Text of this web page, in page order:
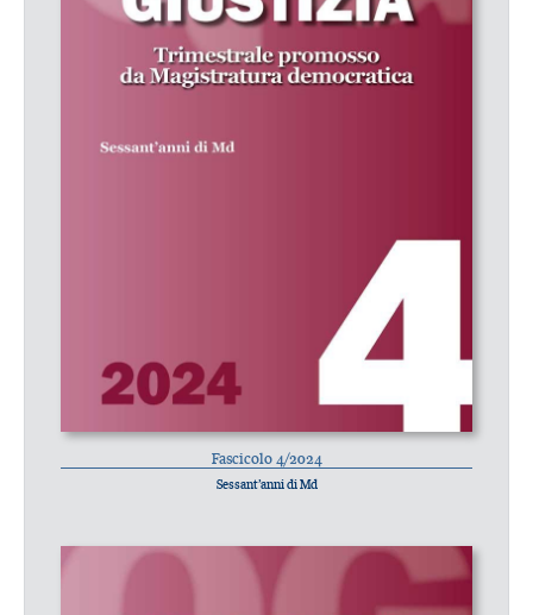
Fascicolo 4/2024
Sessant’anni di Md